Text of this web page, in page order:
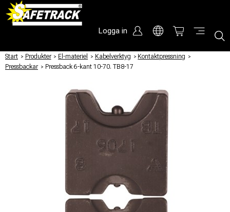
Logga in
Start / Produkter / El-materiel / Kabelverktyg / Kontaktpressning /
Pressbackar / Pressback 6-kant 10-70. TB8-17